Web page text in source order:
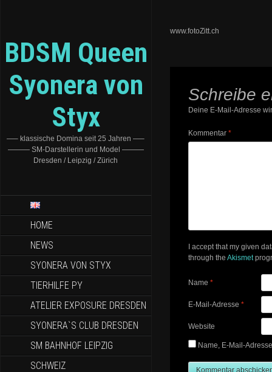
BDSM Queen
Syonera von
Styx
—– klassische Domina seit 25 Jahren —–
——— SM-Darstellerin und Model ———
Dresden / Leipzig / Zürich
HOME
NEWS
SYONERA VON STYX
TIERHILFE PY
ATELIER EXPOSURE DRESDEN
SYONERA`S CLUB DRESDEN
SM BAHNHOF LEIPZIG
SCHWEIZ
www.fotoZitt.ch
Schreibe
Deine E-Mail-Adresse
Kommentar *
I accept that my given
through the Akismet
Name *
E-Mail-Adresse *
Website
Name, E-Mail-